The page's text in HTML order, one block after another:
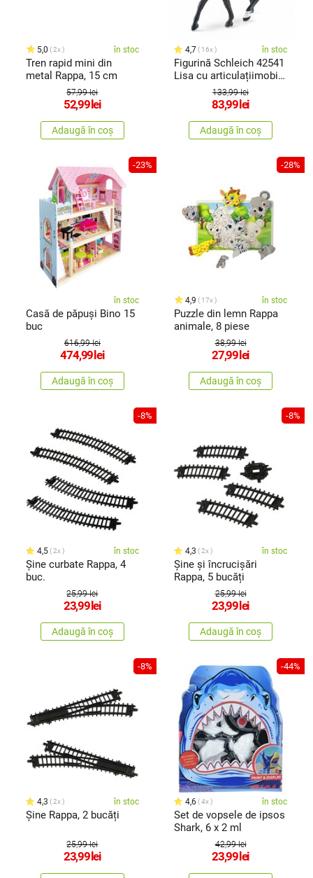
5,0 2x în stoc
Tren rapid mini din
metal Rappa, 15 cm
57,99 lei
52,99 lei
Adaugă în coș
4,7 16x în stoc
Figurină Schleich 42541
Lisa cu articulațiimobile
și cal Storm133,99 lei
83,99 lei
Adaugă în coș
-23%
în stoc
Casă de păpuși Bino 15
buc
616,99 lei
474,99 lei
Adaugă în coș
-28%
4,9 17x în stoc
Puzzle din lemn Rappa
animale, 8 piese
38,99 lei
27,99 lei
Adaugă în coș
-8%
4,5 2x în stoc
Șine curbate Rappa, 4
buc.
25,99 lei
23,99 lei
Adaugă în coș
-8%
4,3 2x în stoc
Șine și încrucișări
Rappa, 5 bucăți
25,99 lei
23,99 lei
Adaugă în coș
-8%
4,3 2x în stoc
Șine Rappa, 2 bucăți
25,99 lei
23,99 lei
-44%
4,6 4x în stoc
Set de vopsele de ipsos
Shark, 6 x 2 ml
42,99 lei
23,99 lei